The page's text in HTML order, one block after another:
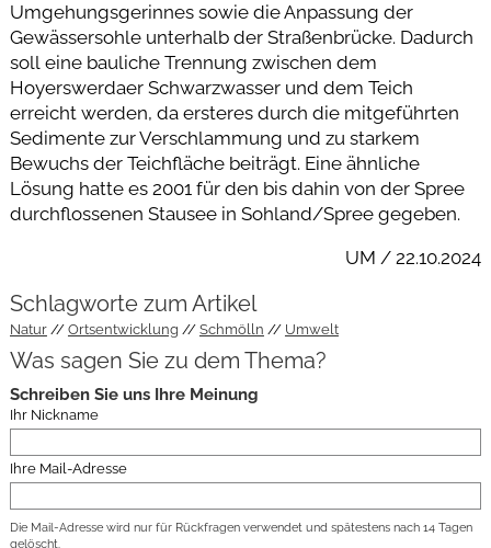
Umgehungsgerinnes sowie die Anpassung der
Gewässersohle unterhalb der Straßenbrücke. Dadurch
soll eine bauliche Trennung zwischen dem
Hoyerswerdaer Schwarzwasser und dem Teich
erreicht werden, da ersteres durch die mitgeführten
Sedimente zur Verschlammung und zu starkem
Bewuchs der Teichfläche beiträgt. Eine ähnliche
Lösung hatte es 2001 für den bis dahin von der Spree
durchflossenen Stausee in Sohland/Spree gegeben.
UM / 22.10.2024
Schlagworte zum Artikel
Natur Ortsentwicklung Schmölln Umwelt
Was sagen Sie zu dem Thema?
Schreiben Sie uns Ihre Meinung
Ihr Nickname
Ihre Mail-Adresse
Die Mail-Adresse wird nur für Rückfragen verwendet und spätestens nach 14 Tagen
gelöscht.